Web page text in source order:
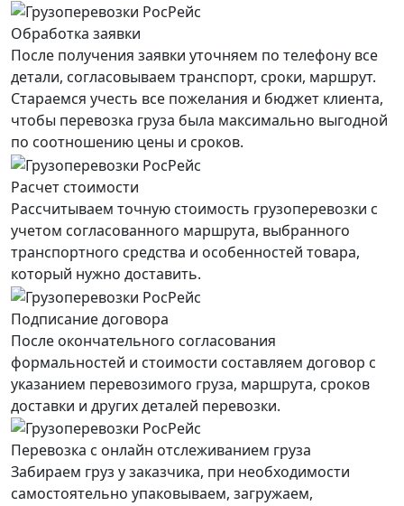
Обработка заявки
После получения заявки уточняем по телефону все
детали, согласовываем транспорт, сроки, маршрут.
Стараемся учесть все пожелания и бюджет клиента,
чтобы перевозка груза была максимально выгодной
по соотношению цены и сроков.
Расчет стоимости
Рассчитываем точную стоимость грузоперевозки с
учетом согласованного маршрута, выбранного
транспортного средства и особенностей товара,
который нужно доставить.
Подписание договора
После окончательного согласования
формальностей и стоимости составляем договор с
указанием перевозимого груза, маршрута, сроков
доставки и других деталей перевозки.
Перевозка с онлайн отслеживанием груза
Забираем груз у заказчика, при необходимости
самостоятельно упаковываем, загружаем,